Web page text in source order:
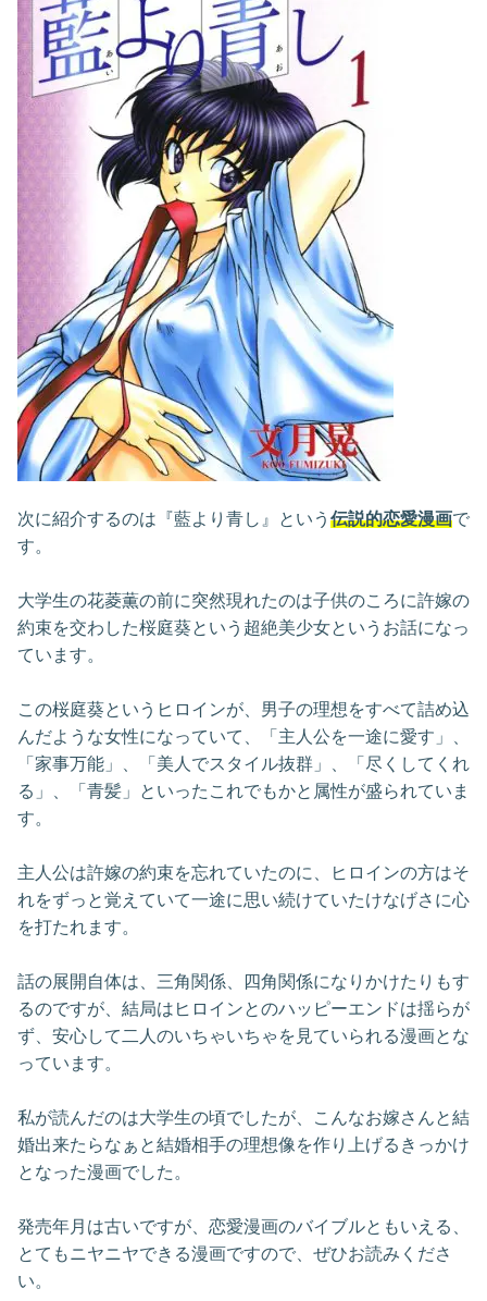
次に紹介するのは『藍より青し』という 伝説的恋愛漫画で
す。
大学生の花菱薫の前に突然現れたのは子供のころに許嫁の
約束を交わした桜庭葵という超絶美少女というお話になっ
ています。
この桜庭葵というヒロインが、男子の理想をすべて詰め込
んだような女性になっていて、「主人公を一途に愛す」、
「家事万能」、「美人でスタイル抜群」、「尽くしてくれ
る」、「青髪」といったこれでもかと属性が盛られていま
す。
主人公は許嫁の約束を忘れていたのに、ヒロインの方はそ
れをずっと覚えていて一途に思い続けていたけなげさに心
を打たれます。
話の展開自体は、三角関係、四角関係になりかけたりもす
るのですが、結局はヒロインとのハッピーエンドは揺らが
ず、安心して二人のいちゃいちゃを見ていられる漫画とな
っています。
私が読んだのは大学生の頃でしたが、こんなお嫁さんと結
婚出来たらなぁと結婚相手の理想像を作り上げるきっかけ
となった漫画でした。
発売年月は古いですが、恋愛漫画のバイブルともいえる、
とてもニヤニヤできる漫画ですので、ぜひお読みくださ
い。